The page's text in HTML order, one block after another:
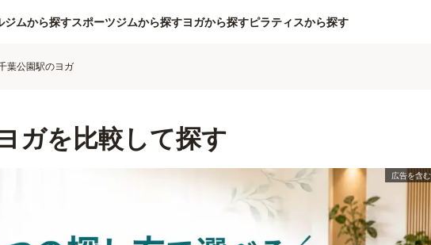
ジムから探すスポーツジムから探すヨガから探すピラティスから探す
葉公園駅のヨガ
ガを比較して探す